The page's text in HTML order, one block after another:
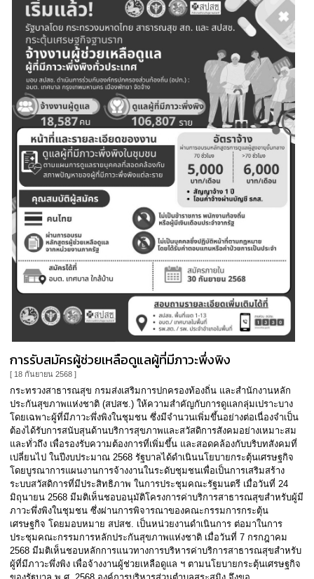
การรับสมัครผู้ช่วยเหลือดูแลผู้ที่มีภาวะพึ่งพิง
[ 18 กันยายน 2568 ]
กระทรวงสาธารณสุข กรมส่งเสริมการปกครองท้องถิ่น และสำนักงานหลัก
ประกันสุขภาพแห่งชาติ (สปสช.) ให้ความสำคัญกับการดูแลกลุ่มเปราะบาง
โดยเฉพาะผู้ที่มีภาวะพึ่งพิงในชุมชน ซึ่งมีจำนวนเพิ่มขึ้นอย่างต่อเนื่องจำเป็น
ต้องได้รับการสนับสุนด้านบริการสุขภาพและสวัสดิการสังคมอย่างเหมาะสม
และทั่วถึง เพื่อรองรับความต้องการที่เพิ่มขึ้น และสอดคล้องกับบริบทสังคมที่
เปลี่ยนไป ในปีงบประมาณ 2568 รัฐบาลได้ดำเนินนโยบายกระตุ้นเศรษฐกิจ
โดยบูรณาการแผนงานการจ้างงานในระดับชุมชนเพื่อเป็นการเสริมสร้าง
ระบบสวัสดิการที่มีประสิทธิภาพ ในการประชุมคณะรัฐมนตรี เมื่อวันที่ 24
มิถุนายน 2568 มีมติเห็นชอบอนุมัติโครงการค่าบริการสาธารณสุขสำหรับผู้มี
ภาวะพึ่งพิงในชุมชน ซึ่งผ่านการพิจารณาของคณะกรรมการกระตุ้น
เศรษฐกิจ โดยมอบหมาย สปสช. เป็นหน่วยงานดำเนินการ ต่อมาในการ
ประชุมคณะกรรมการหลักประกันสุขภาพแห่งชาติ เมื่อวันที่ 7 กรกฎาคม
2568 มีมติเห็นชอบหลักการแนวทางการบริหารค่าบริการสาธารณสุขสำหรับ
ผู้ที่มีภาวะพึ่งพิง เพื่อจ้างงานผู้ช่วยเหลือดูแล ฯ ตามนโยบายกระตุ้นเศรษฐกิจ